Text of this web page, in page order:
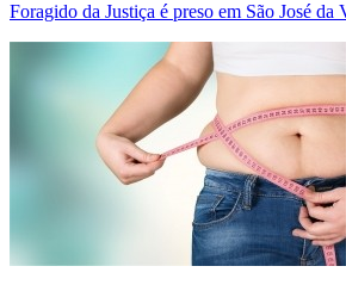
Foragido da Justiça é preso em São José da